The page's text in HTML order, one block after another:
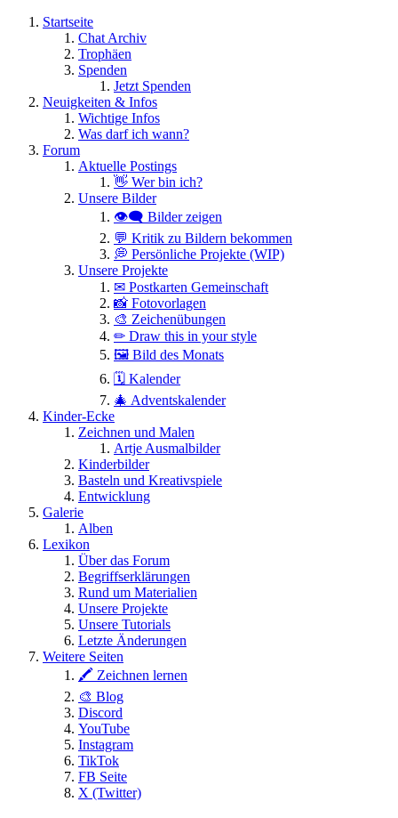
Startseite
Chat Archiv
Trophäen
Spenden
Jetzt Spenden
Neuigkeiten & Infos
Wichtige Infos
Was darf ich wann?
Forum
Aktuelle Postings
👋 Wer bin ich?
Unsere Bilder
👁️‍🗨️ Bilder zeigen
💬 Kritik zu Bildern bekommen
💭 Persönliche Projekte (WIP)
Unsere Projekte
✉ Postkarten Gemeinschaft
📸 Fotovorlagen
🎨 Zeichenübungen
✏ Draw this in your style
🖼 Bild des Monats
🗓 Kalender
🎄 Adventskalender
Kinder-Ecke
Zeichnen und Malen
Artje Ausmalbilder
Kinderbilder
Basteln und Kreativspiele
Entwicklung
Galerie
Alben
Lexikon
Über das Forum
Begriffserklärungen
Rund um Materialien
Unsere Projekte
Unsere Tutorials
Letzte Änderungen
Weitere Seiten
🖍 Zeichnen lernen
🎨 Blog
Discord
YouTube
Instagram
TikTok
FB Seite
X (Twitter)